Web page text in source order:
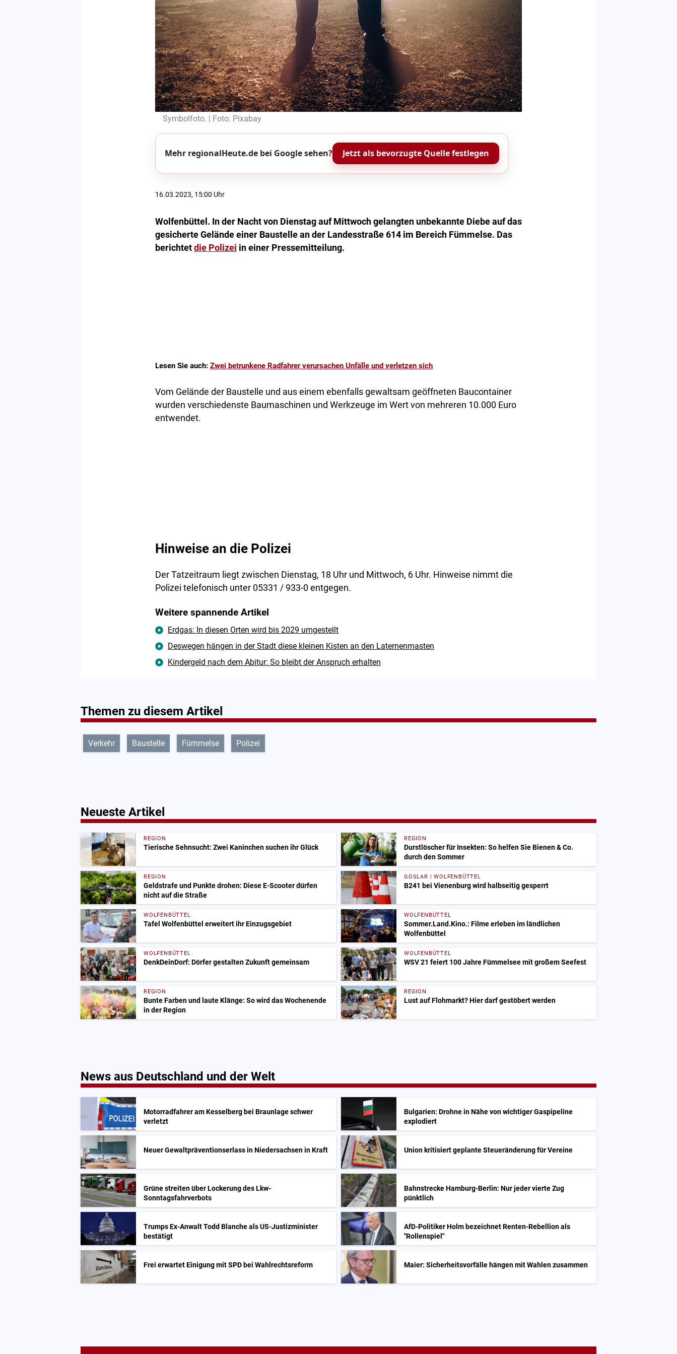
Symbolfoto. | Foto: Pixabay
Mehr regionalHeute.de bei Google sehen? Jetzt als bevorzugte Quelle festlegen
16.03.2023, 15:00 Uhr
Wolfenbüttel. In der Nacht von Dienstag auf Mittwoch gelangten unbekannte Diebe auf das
gesicherte Gelände einer Baustelle an der Landesstraße 614 im Bereich Fümmelse. Das
berichtet die Polizei in einer Pressemitteilung.
Lesen Sie auch: Zwei betrunkene Radfahrer verursachen Unfälle und verletzen sich
Vom Gelände der Baustelle und aus einem ebenfalls gewaltsam geöffneten Baucontainer
wurden verschiedenste Baumaschinen und Werkzeuge im Wert von mehreren 10.000 Euro
entwendet.
Hinweise an die Polizei
Der Tatzeitraum liegt zwischen Dienstag, 18 Uhr und Mittwoch, 6 Uhr. Hinweise nimmt die
Polizei telefonisch unter 05331 / 933-0 entgegen.
Weitere spannende Artikel
Erdgas: In diesen Orten wird bis 2029 umgestellt
Deswegen hängen in der Stadt diese kleinen Kisten an den Laternenmasten
Kindergeld nach dem Abitur: So bleibt der Anspruch erhalten
Themen zu diesem Artikel
Verkehr Baustelle Fümmelse Polizei
Neueste Artikel
REGION
Tierische Sehnsucht: Zwei Kaninchen suchen ihr Glück
REGION
Durstlöscher für Insekten: So helfen Sie Bienen & Co.
durch den Sommer
REGION
Geldstrafe und Punkte drohen: Diese E-Scooter dürfen
nicht auf die Straße
GOSLAR | WOLFENBÜTTEL
B241 bei Vienenburg wird halbseitig gesperrt
WOLFENBÜTTEL
Tafel Wolfenbüttel erweitert ihr Einzugsgebiet
WOLFENBÜTTEL
Sommer.Land.Kino.: Filme erleben im ländlichen
Wolfenbüttel
WOLFENBÜTTEL
DenkDeinDorf: Dörfer gestalten Zukunft gemeinsam
WOLFENBÜTTEL
WSV 21 feiert 100 Jahre Fümmelsee mit großem Seefest
REGION
Bunte Farben und laute Klänge: So wird das Wochenende
in der Region
REGION
Lust auf Flohmarkt? Hier darf gestöbert werden
News aus Deutschland und der Welt
Motorradfahrer am Kesselberg bei Braunlage schwer
verletzt
Bulgarien: Drohne in Nähe von wichtiger Gaspipeline
explodiert
Neuer Gewaltpräventionserlass in Niedersachsen in Kraft Union kritisiert geplante Steueränderung für Vereine
Grüne streiten über Lockerung des Lkw-
Sonntagsfahrverbots
Bahnstrecke Hamburg-Berlin: Nur jeder vierte Zug
pünktlich
Trumps Ex-Anwalt Todd Blanche als US-Justizminister
bestätigt
AfD-Politiker Holm bezeichnet Renten-Rebellion als
"Rollenspiel"
Frei erwartet Einigung mit SPD bei Wahlrechtsreform Maier: Sicherheitsvorfälle hängen mit Wahlen zusammen